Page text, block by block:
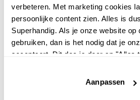
verbeteren. Met marketing cookies
persoonlijke content zien. Alles is
Superhandig. Als je onze website op
gebruiken, dan is het nodig dat je
accepteert. Dit doe je door op "Alles
website niet optimaal functioneert.
Aanpassen